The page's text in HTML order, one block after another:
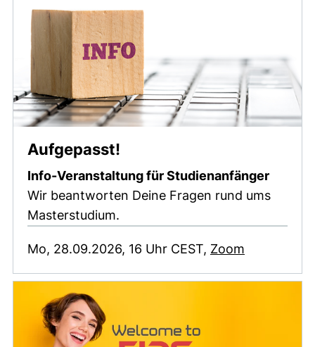
Aufgepasst!
Info-Veranstaltung für Studienanfänger
Wir beantworten Deine Fragen rund ums
Masterstudium.
Mo, 28.09.2026, 16 Uhr CEST, Zoom